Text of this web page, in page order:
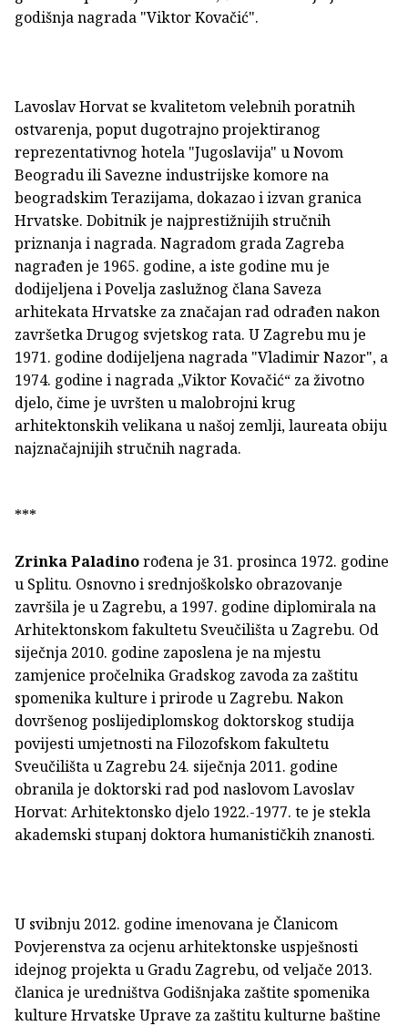
godišnja nagrada "Viktor Kovačić".
Lavoslav Horvat se kvalitetom velebnih poratnih
ostvarenja, poput dugotrajno projektiranog
reprezentativnog hotela "Jugoslavija" u Novom
Beogradu ili Savezne industrijske komore na
beogradskim Terazijama, dokazao i izvan granica
Hrvatske. Dobitnik je najprestižnijih stručnih
priznanja i nagrada. Nagradom grada Zagreba
nagrađen je 1965. godine, a iste godine mu je
dodijeljena i Povelja zaslužnog člana Saveza
arhitekata Hrvatske za značajan rad odrađen nakon
završetka Drugog svjetskog rata. U Zagrebu mu je
1971. godine dodijeljena nagrada "Vladimir Nazor", a
1974. godine i nagrada „Viktor Kovačić“ za životno
djelo, čime je uvršten u malobrojni krug
arhitektonskih velikana u našoj zemlji, laureata obiju
najznačajnijih stručnih nagrada.
***
Zrinka Paladinorođena je 31. prosinca 1972. godine
u Splitu. Osnovno i srednjoškolsko obrazovanje
završila je u Zagrebu, a 1997. godine diplomirala na
Arhitektonskom fakultetu Sveučilišta u Zagrebu. Od
siječnja 2010. godine zaposlena je na mjestu
zamjenice pročelnika Gradskog zavoda za zaštitu
spomenika kulture i prirode u Zagrebu. Nakon
dovršenog poslijediplomskog doktorskog studija
povijesti umjetnosti na Filozofskom fakultetu
Sveučilišta u Zagrebu 24. siječnja 2011. godine
obranila je doktorski rad pod naslovom Lavoslav
Horvat: Arhitektonsko djelo 1922.-1977. te je stekla
akademski stupanj doktora humanističkih znanosti.
U svibnju 2012. godine imenovana je Članicom
Povjerenstva za ocjenu arhitektonske uspješnosti
idejnog projekta u Gradu Zagrebu, od veljače 2013.
članica je uredništva Godišnjaka zaštite spomenika
kulture Hrvatske Uprave za zaštitu kulturne baštine